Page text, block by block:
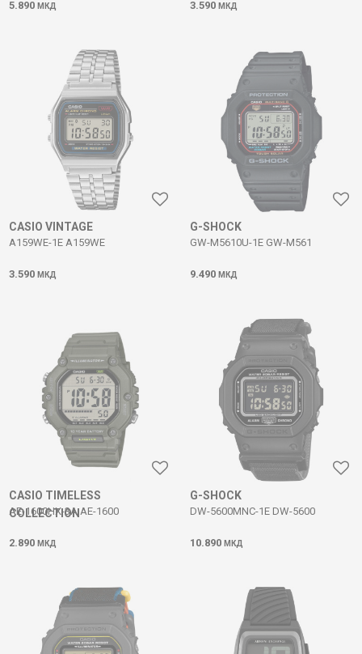
5.890 МКД 3.590 МКД
CASIO VINTAGE
A159WE-1E A159WE
3.590 МКД
G-SHOCK
GW-M5610U-1E GW-M561
9.490 МКД
CASIO TIMELESS
COLLECTION
AE-1600HX-3A AE-1600
2.890 МКД
G-SHOCK
DW-5600MNC-1E DW-5600
10.890 МКД